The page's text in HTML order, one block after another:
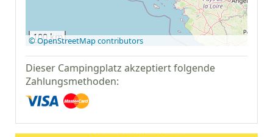
anzeigen
100 km
© OpenStreetMap contributors
Dieser Campingplatz akzeptiert folgende
Zahlungsmethoden: